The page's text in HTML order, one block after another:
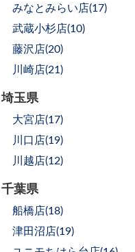
みなとみらい店(17)
武蔵小杉店(10)
藤沢店(20)
川崎店(21 )
埼玉県
大宮店(17)
川口店(19)
川越店(12)
千葉県
船橋店(18)
津田沼店(19)